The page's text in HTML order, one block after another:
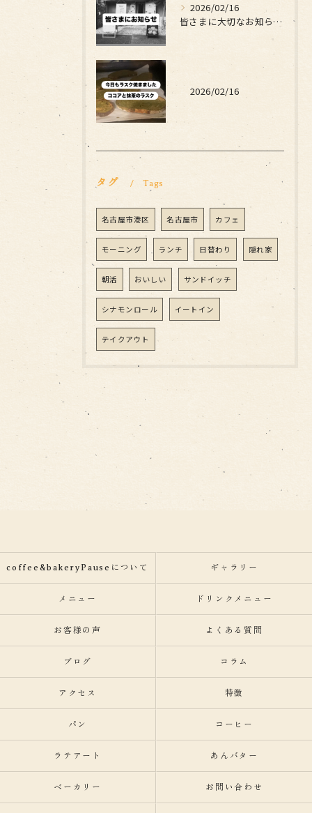
2026/02/16
皆さまに大切なお知らせです
2026/02/16
タグ Tags
名古屋市港区 名古屋市 カフェ
モーニング ランチ 日替わり 隠れ家
朝活 おいしい サンドイッチ
シナモンロール イートイン
テイクアウト
coffee&bakeryPauseについて ギャラリー
メニュー ドリンクメニュー
お客様の声 よくある質問
ブログ コラム
アクセス 特徴
パン コーヒー
ラテアート あんバター
ベーカリー お問い合わせ